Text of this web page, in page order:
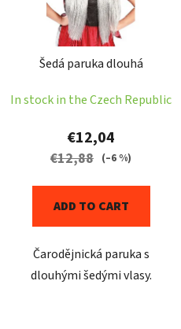
Šedá paruka dlouhá
In stock in the Czech Republic
€12,04
€12,88 (–6 %)
ADD TO CART
Čarodějnická paruka s
dlouhými šedými vlasy.